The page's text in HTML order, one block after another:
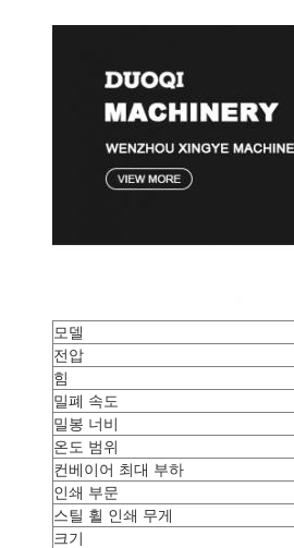
모델
전압
힘
밀폐 속도
밀봉 너비
온도 범위
컨베이어 최대 부하
인쇄 부문
스틸 휠 인쇄 무게
크기